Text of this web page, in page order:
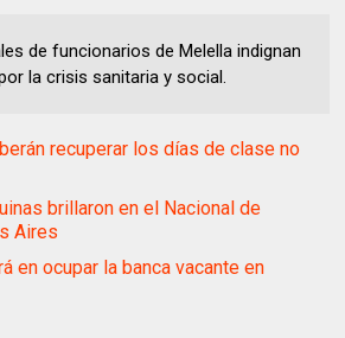
de funcionarios de Melella indignan
la crisis sanitaria y social.
recuperar los días de clase no
brillaron en el Nacional de
Aires
en ocupar la banca vacante en